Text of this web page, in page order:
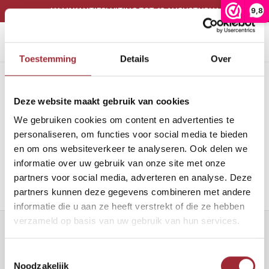
9,8
Toestemming Details Over
Deze website maakt gebruik van cookies
We gebruiken cookies om content en advertenties te
personaliseren, om functies voor social media te bieden
en om ons websiteverkeer te analyseren. Ook delen we
informatie over uw gebruik van onze site met onze
partners voor social media, adverteren en analyse. Deze
partners kunnen deze gegevens combineren met andere
informatie die u aan ze heeft verstrekt of die ze hebben
verzameld op basis van uw gebruik van hun services.
Noodzakelijk
Onze collectie
Eiken vloeren
Lijm
Band en bies
Onderhoud
Binnenkijken
Eetkamer
*** VAKANTIESLUITING TOT 12 AUGUSTUS***
Binnenkijken in de woonkamer van Sandra en Menno
Afbeelding
Geen producten gevonden!...
Nieuwsbrief
Ontvang de laatste updates, nieuws en aanbiedingen via email